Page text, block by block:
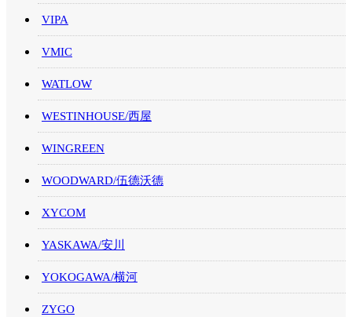
VIPA
VMIC
WATLOW
WESTINHOUSE/西屋
WINGREEN
WOODWARD/伍德沃德
XYCOM
YASKAWA/安川
YOKOGAWA/横河
ZYGO